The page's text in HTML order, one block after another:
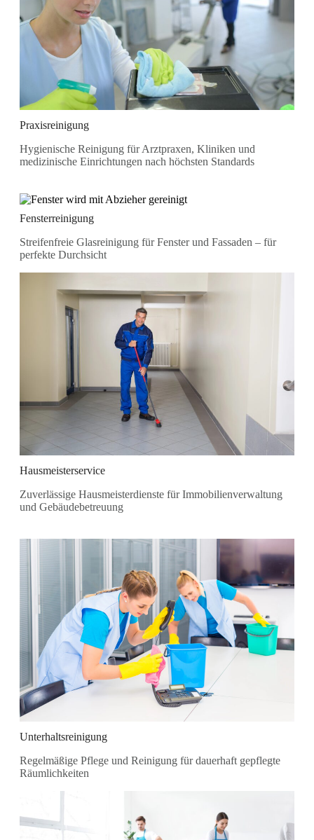
Praxisreinigung
Hygienische Reinigung für Arztpraxen, Kliniken und
medizinische Einrichtungen nach höchsten Standards
Fensterreinigung
Streifenfreie Glasreinigung für Fenster und Fassaden – für
perfekte Durchsicht
Hausmeisterservice
Zuverlässige Hausmeisterdienste für Immobilienverwaltung
und Gebäudebetreuung
Unterhaltsreinigung
Regelmäßige Pflege und Reinigung für dauerhaft gepflegte
Räumlichkeiten